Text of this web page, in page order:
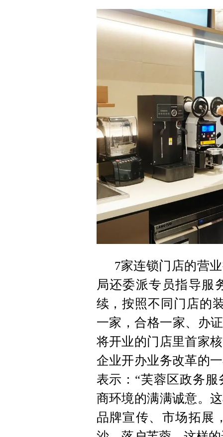
7家连锁门店的营
局还委派专员指导服
续，按照不同门店的
一家，合格一家、办
将开业的门店里首家
企业开办业务改革的
表示：“芙蓉区政务
商环境的满满诚意。
品牌宣传、市场拓展